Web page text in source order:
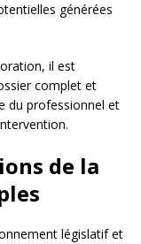
générées
il est
complet et
du professionnel et
de la
législatif et